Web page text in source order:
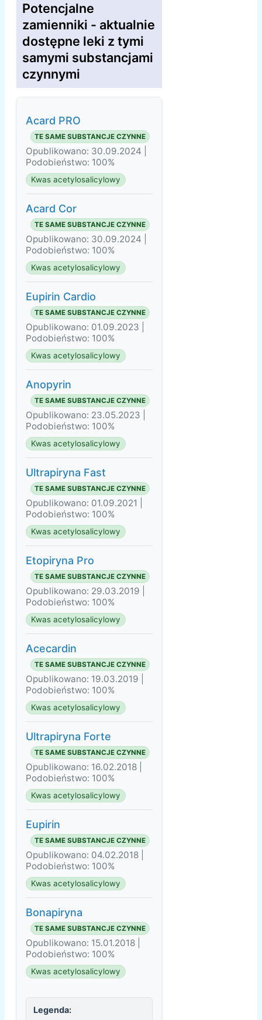
Potencjalne
zamienniki - aktualnie
dostępne leki z tymi
samymi substancjami
czynnymi
Acard PRO
TE SAME SUBSTANCJE CZYNNE
Opublikowano: 30.09.2024 |
Podobieństwo: 100%
Kwas acetylosalicylowy
Acard Cor
TE SAME SUBSTANCJE CZYNNE
Opublikowano: 30.09.2024 |
Podobieństwo: 100%
Kwas acetylosalicylowy
Eupirin Cardio
TE SAME SUBSTANCJE CZYNNE
Opublikowano: 01.09.2023 |
Podobieństwo: 100%
Kwas acetylosalicylowy
Anopyrin
TE SAME SUBSTANCJE CZYNNE
Opublikowano: 23.05.2023 |
Podobieństwo: 100%
Kwas acetylosalicylowy
Ultrapiryna Fast
TE SAME SUBSTANCJE CZYNNE
Opublikowano: 01.09.2021 |
Podobieństwo: 100%
Kwas acetylosalicylowy
Etopiryna Pro
TE SAME SUBSTANCJE CZYNNE
Opublikowano: 29.03.2019 |
Podobieństwo: 100%
Kwas acetylosalicylowy
Acecardin
TE SAME SUBSTANCJE CZYNNE
Opublikowano: 19.03.2019 |
Podobieństwo: 100%
Kwas acetylosalicylowy
Ultrapiryna Forte
TE SAME SUBSTANCJE CZYNNE
Opublikowano: 16.02.2018 |
Podobieństwo: 100%
Kwas acetylosalicylowy
Eupirin
TE SAME SUBSTANCJE CZYNNE
Opublikowano: 04.02.2018 |
Podobieństwo: 100%
Kwas acetylosalicylowy
Bonapiryna
TE SAME SUBSTANCJE CZYNNE
Opublikowano: 15.01.2018 |
Podobieństwo: 100%
Kwas acetylosalicylowy
Legenda: